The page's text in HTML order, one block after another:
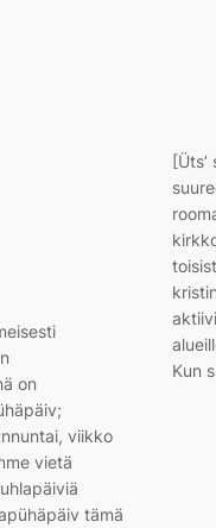
on
viikko
vietä
tämä
Kun